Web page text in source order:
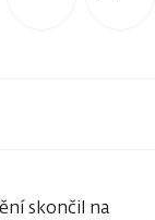
skončil na